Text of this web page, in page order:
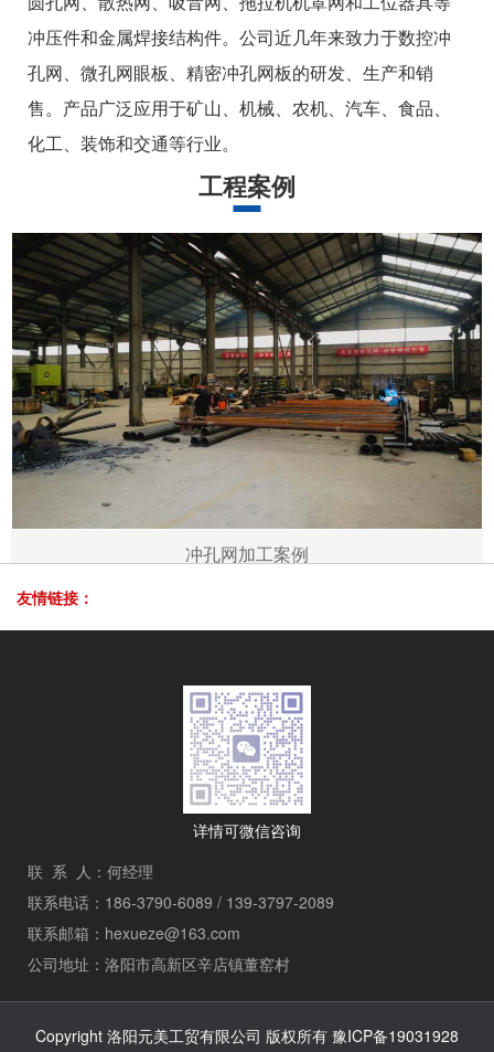
冲压件和金属焊接结构件。公司近几年来致力于数控冲
孔网、微孔网眼板、精密冲孔网板的研发、生产和销
售。产品广泛应用于矿山、机械、农机、汽车、食品、
化工、装饰和交通等行业。
工程案例
冲孔网加工案例
友情链接：
详情可微信咨询
联 系 人：何经理
联系电话：186-3790-6089 / 139-3797-2089
联系邮箱：hexueze@163.com
公司地址：洛阳市高新区辛店镇董窑村
Copyright 洛阳元美工贸有限公司 版权所有 豫ICP备19031928